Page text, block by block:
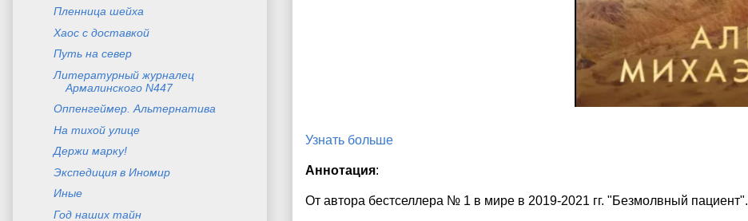
Узнать больше
Аннотация:
От автора бестселлера № 1 в мире в 2019-2021 гг. "Безмолвный пациент".
Пленница шейха
Хаос с доставкой
Путь на север
Литературный журналец
Армалинского N447
Оппенгеймер. Альтернатива
На тихой улице
Держи марку!
Экспедиция в Иномир
Иные
Год наших тайн